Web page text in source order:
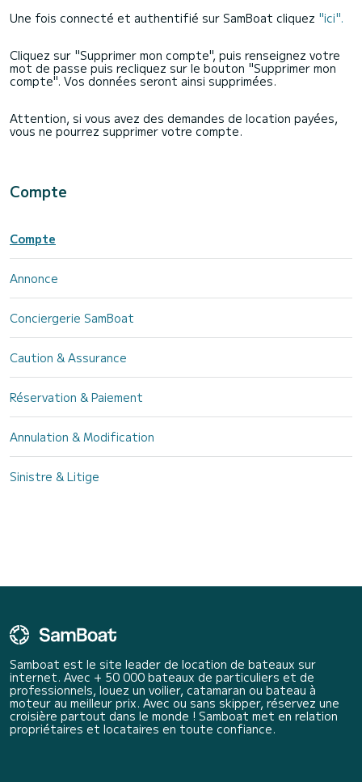
Compte
Compte
Annonce
Conciergerie SamBoat
Caution & Assurance
Réservation & Paiement
Annulation & Modification
Sinistre & Litige
Une fois connecté et authentifié sur SamBoat cliquez "ici".
Cliquez sur "Supprimer mon compte", puis renseignez votre
mot de passe puis recliquez sur le bouton "Supprimer mon
compte". Vos données seront ainsi supprimées.
Attention, si vous avez des demandes de location payées,
vous ne pourrez supprimer votre compte.
Samboat est le site leader de location de bateaux sur
internet. Avec + 50 000 bateaux de particuliers et de
professionnels, louez un voilier, catamaran ou bateau à
moteur au meilleur prix. Avec ou sans skipper, réservez une
croisière partout dans le monde ! Samboat met en relation
propriétaires et locataires en toute confiance.